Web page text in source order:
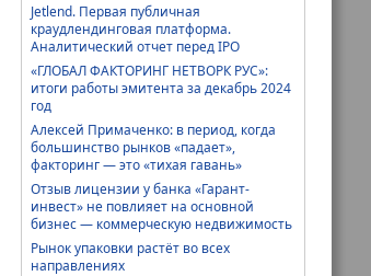
Jetlend. Первая публичная
краудлендинговая платформа.
Аналитический отчет перед IPO
«ГЛОБАЛ ФАКТОРИНГ НЕТВОРК РУС»:
итоги работы эмитента за декабрь 2024
год
Алексей Примаченко: в период, когда
большинство рынков «падает»,
факторинг — это «тихая гавань»
Отзыв лицензии у банка «Гарант-
инвест» не повлияет на основной
бизнес — коммерческую недвижимость
Рынок упаковки растёт во всех
направлениях